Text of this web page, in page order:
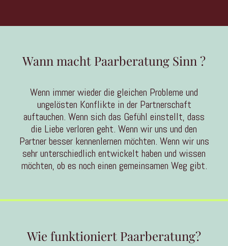
Wann macht Paarberatung Sinn ?
Wenn immer wieder die gleichen Probleme und
ungelösten Konflikte in der Partnerschaft
auftauchen. Wenn sich das Gefühl einstellt, dass
die Liebe verloren geht. Wenn wir uns und den
Partner besser kennenlernen möchten. Wenn wir uns
sehr unterschiedlich entwickelt haben und wissen
möchten, ob es noch einen gemeinsamen Weg gibt.
Wie funktioniert Paarberatung?